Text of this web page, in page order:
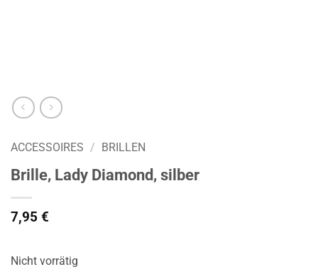
ACCESSOIRES / BRILLEN
Brille, Lady Diamond, silber
7,95 €
Nicht vorrätig